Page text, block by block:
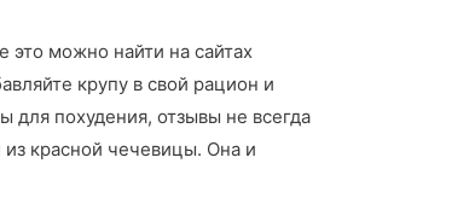
это можно найти на сайтах
крупу в свой рацион и
для похудения, отзывы не всегда
из красной чечевицы. Она и